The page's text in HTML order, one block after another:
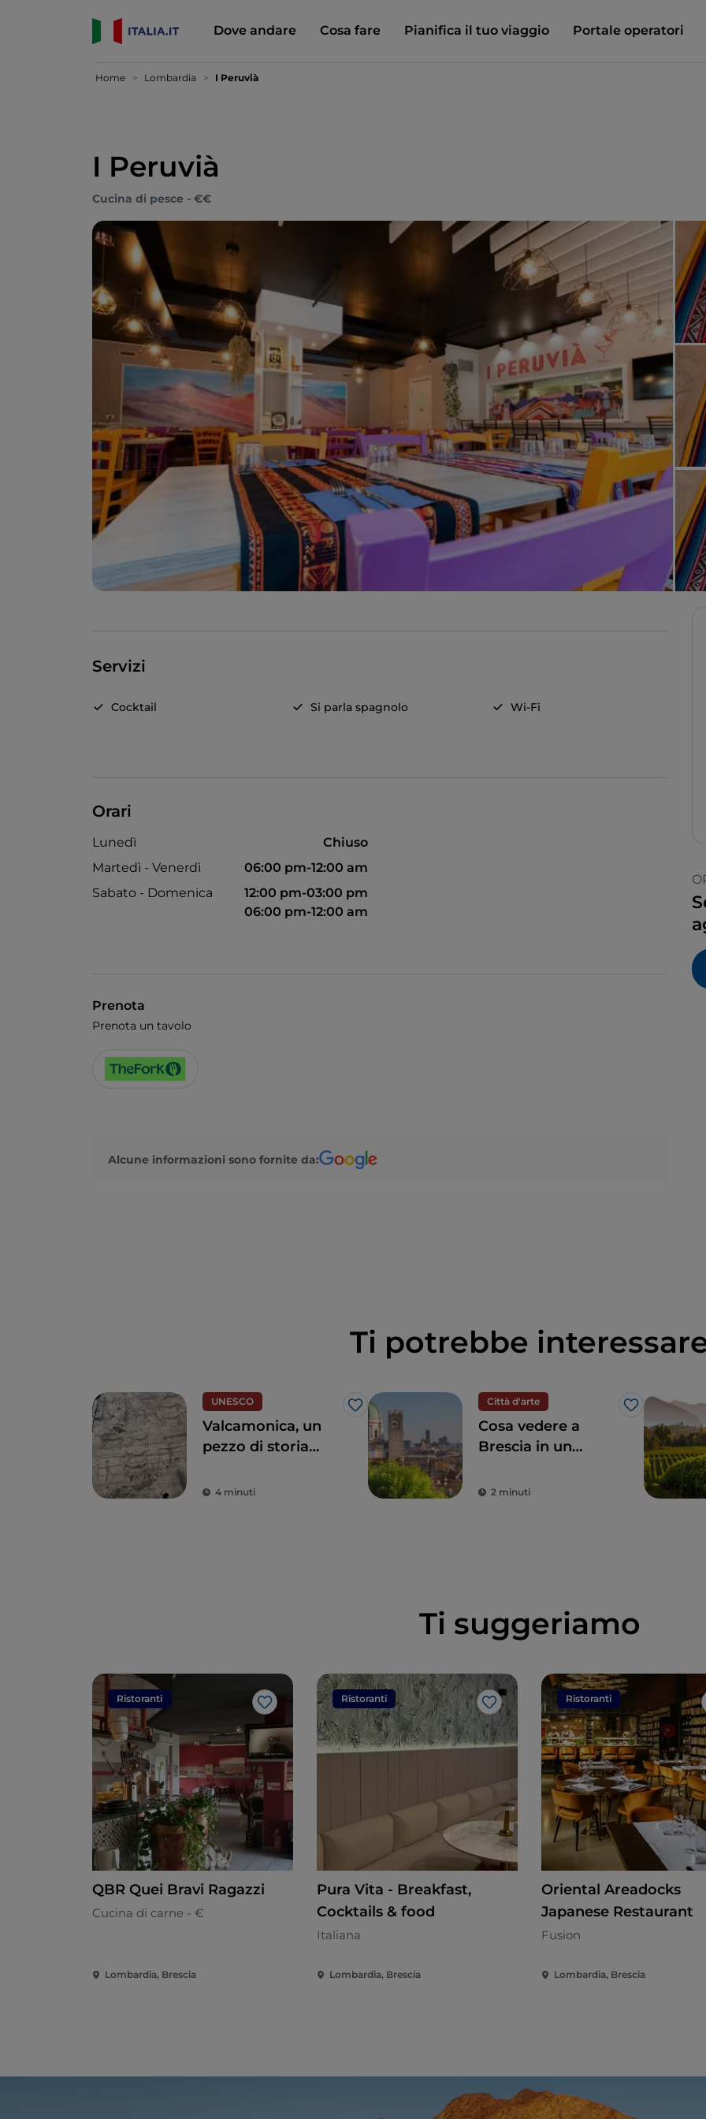
Dove andare Cosa fare Pianifica il tuo viaggio Portale operatori
Home Lombardia I Peruvià
I Peruvià
Cucina di pesce - €€
Servizi
Cocktail Si parla spagnolo Wi-Fi
Orari
Lunedì
Chiuso
Martedì - Venerdì
06:00 pm-12:00 am
Sabato - Domenica
12:00 pm-03:00 pm
06:00 pm-12:00 am
Prenota
Prenota un tavolo
Alcune informazioni sono fornite da:
Ti potrebbe
UNESCO
Like
Valcamonica, un
pezzo di storia
4 minuti
Città d'arte
Like
Cosa vedere a
Brescia in un
piatti tipici da non
2 minuti
Ti suggeriamo
Ristoranti
Like
QBR Quei Bravi Ragazzi
Cucina di carne - €
Lombardia, Brescia
Ristoranti
Like
Pura Vita - Breakfast,
Cocktails & food
Italiana
Lombardia, Brescia
Ristoranti
Oriental Areadocks
Japanese Restaurant
Fusion
Lombardia, Brescia